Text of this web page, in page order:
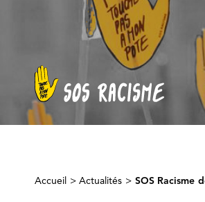
Accueil >Actualités > SOS Racisme